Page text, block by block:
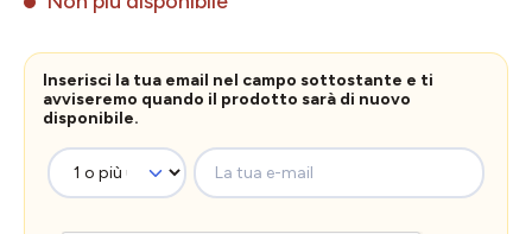
Inserisci la tua email nel campo sottostante e ti
avviseremo quando il prodotto sarà di nuovo
disponibile.
La tua e-mail